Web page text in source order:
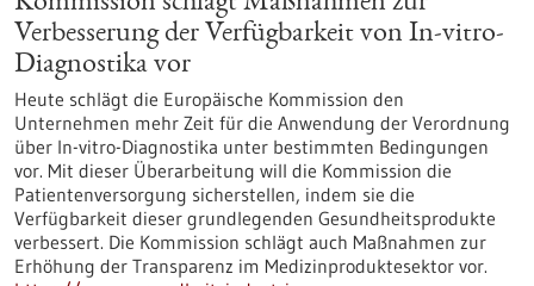
Verbesserung der Verfügbarkeit von In-vitro-
Diagnostika vor
Heute schlägt die Europäische Kommission den
Unternehmen mehr Zeit für die Anwendung der Verordnung
über In-vitro-Diagnostika unter bestimmten Bedingungen
vor. Mit dieser Überarbeitung will die Kommission die
Patientenversorgung sicherstellen, indem sie die
Verfügbarkeit dieser grundlegenden Gesundheitsprodukte
verbessert. Die Kommission schlägt auch Maßnahmen zur
Erhöhung der Transparenz im Medizinproduktesektor vor.